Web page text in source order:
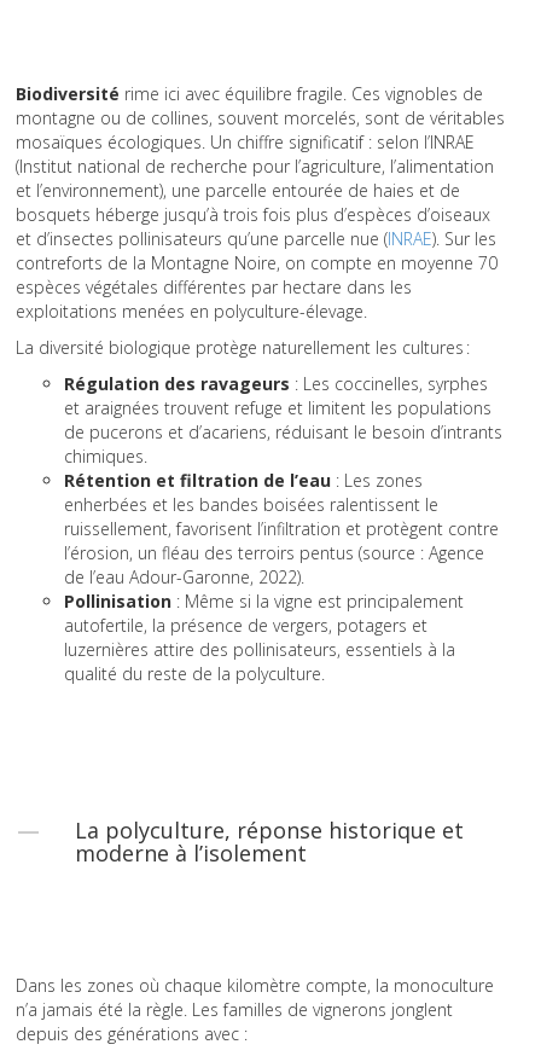
Biodiversité rime ici avec équilibre fragile. Ces vignobles de
montagne ou de collines, souvent morcelés, sont de véritables
mosaïques écologiques. Un chiffre significatif : selon l’INRAE
(Institut national de recherche pour l’agriculture, l’alimentation
et l’environnement), une parcelle entourée de haies et de
bosquets héberge jusqu’à trois fois plus d’espèces d’oiseaux
et d’insectes pollinisateurs qu’une parcelle nue (INRAE). Sur les
contreforts de la Montagne Noire, on compte en moyenne 70
espèces végétales différentes par hectare dans les
exploitations menées en polyculture-élevage.
La diversité biologique protège naturellement les cultures :
Régulation des ravageurs : Les coccinelles, syrphes
et araignées trouvent refuge et limitent les populations
de pucerons et d’acariens, réduisant le besoin d’intrants
chimiques.
Rétention et filtration de l’eau : Les zones
enherbées et les bandes boisées ralentissent le
ruissellement, favorisent l’infiltration et protègent contre
l’érosion, un fléau des terroirs pentus (source : Agence
de l’eau Adour-Garonne, 2022).
Pollinisation : Même si la vigne est principalement
autofertile, la présence de vergers, potagers et
luzernières attire des pollinisateurs, essentiels à la
qualité du reste de la polyculture.
La polyculture, réponse historique et
moderne à l’isolement
Dans les zones où chaque kilomètre compte, la monoculture
n’a jamais été la règle. Les familles de vignerons jonglent
depuis des générations avec :